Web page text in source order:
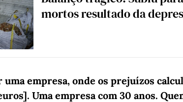
mortos resultado da
uma empresa, onde os prejuízos
Uma empresa com 30 anos.